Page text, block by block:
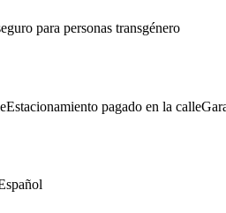
para personas transgénero
Estacionamiento pagado en la calle